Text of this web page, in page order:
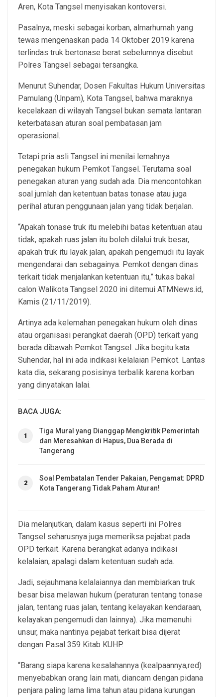
Aren, Kota Tangsel menyisakan kontoversi.
Pasalnya, meski sebagai korban, almarhumah yang
tewas mengenaskan pada 14 Oktober 2019 karena
terlindas truk bertonase berat sebelumnya disebut
Polres Tangsel sebagai tersangka.
Menurut Suhendar, Dosen Fakultas Hukum Universitas
Pamulang (Unpam), Kota Tangsel, bahwa maraknya
kecelakaan di wilayah Tangsel bukan semata lantaran
keterbatasan aturan soal pembatasan jam
operasional.
Tetapi pria asli Tangsel ini menilai lemahnya
penegakan hukum Pemkot Tangsel. Terutama soal
penegakan aturan yang sudah ada. Dia mencontohkan
soal jumlah dan ketentuan batas tonase atau juga
perihal aturan penggunaan jalan yang tidak berjalan.
“Apakah tonase truk itu melebihi batas ketentuan atau
tidak, apakah ruas jalan itu boleh dilalui truk besar,
apakah truk itu layak jalan, apakah pengemudi itu layak
mengendarai dan sebagainya. Pemkot dengan dinas
terkait tidak menjalankan ketentuan itu,” tukas bakal
calon Walikota Tangsel 2020 ini ditemui ATMNews.id,
Kamis (21/11/2019).
Artinya ada kelemahan penegakan hukum oleh dinas
atau organisasi perangkat daerah (OPD) terkait yang
berada dibawah Pemkot Tangsel. Jika begitu kata
Suhendar, hal ini ada indikasi kelalaian Pemkot. Lantas
kata dia, sekarang posisinya terbalik karena korban
yang dinyatakan lalai.
BACA JUGA:
1
Tiga Mural yang Dianggap Mengkritik Pemerintah
dan Meresahkan di Hapus, Dua Berada di
Tangerang
2
Soal Pembatalan Tender Pakaian, Pengamat: DPRD
Kota Tangerang Tidak Paham Aturan!
Dia melanjutkan, dalam kasus seperti ini Polres
Tangsel seharusnya juga memeriksa pejabat pada
OPD terkait. Karena berangkat adanya indikasi
kelalaian, apalagi dalam ketentuan sudah ada.
Jadi, sejauhmana kelalaiannya dan membiarkan truk
besar bisa melawan hukum (peraturan tentang tonase
jalan, tentang ruas jalan, tentang kelayakan kendaraan,
kelayakan pengemudi dan lainnya). Jika memenuhi
unsur, maka nantinya pejabat terkait bisa dijerat
dengan Pasal 359 Kitab KUHP.
“Barang siapa karena kesalahannya (kealpaannya,red)
menyebabkan orang lain mati, diancam dengan pidana
penjara paling lama lima tahun atau pidana kurungan